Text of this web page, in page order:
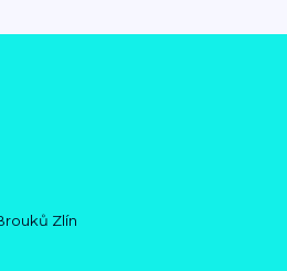
Zlín